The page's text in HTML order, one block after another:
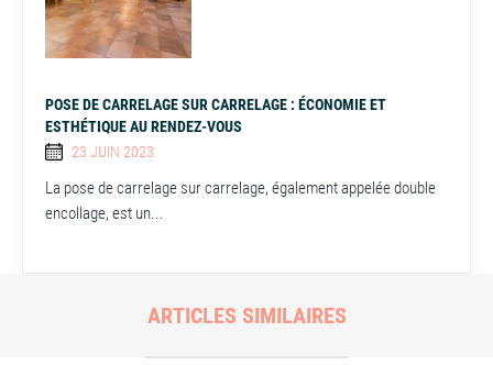
POSE DE CARRELAGE SUR CARRELAGE : ÉCONOMIE ET
ESTHÉTIQUE AU RENDEZ-VOUS
23 JUIN 2023
La pose de carrelage sur carrelage, également appelée double
encollage, est un...
ARTICLES SIMILAIRES